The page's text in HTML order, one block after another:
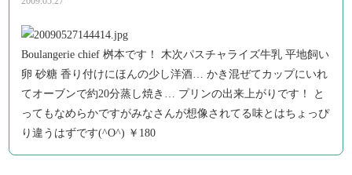
Boulangerie chief 桝本です！ 木次パスチャライズ牛乳 平地飼い
卵 砂糖 香り付けにほんの少し洋酒… かき混ぜてカップにいれ
てオーブンで約20分蒸し焼き… プリンの出来上がりです！ と
ってもなめらかですがみなさんが想像されてる味とはちょっぴ
り違うはずです(^O^) ￥180